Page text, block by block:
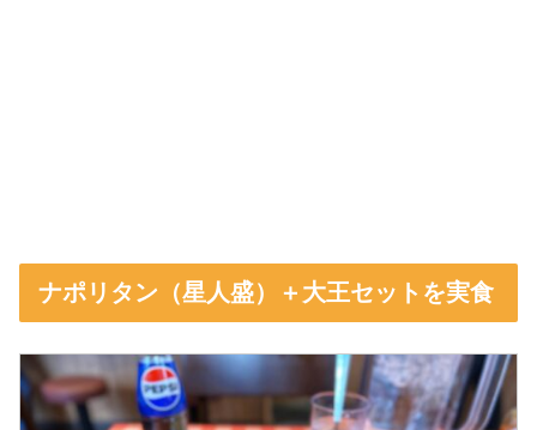
ナポリタン（星人盛）＋大王セットを実食